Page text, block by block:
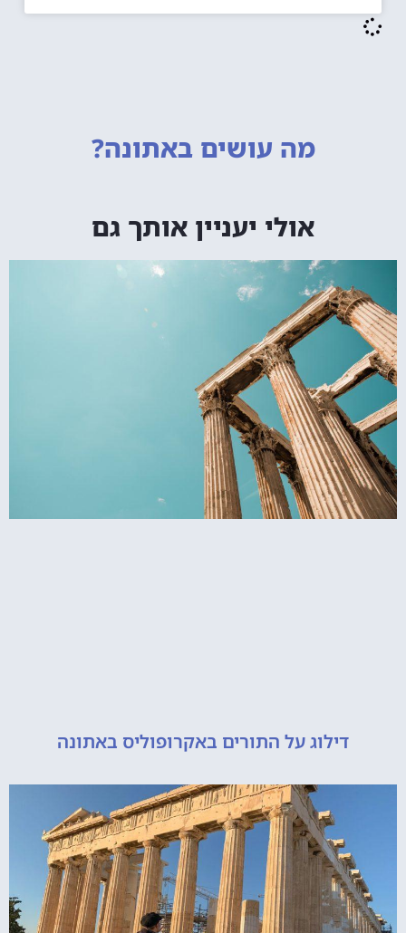
מה עושים באתונה?
אולי יעניין אותך גם
דילוג על התורים באקרופוליס באתונה